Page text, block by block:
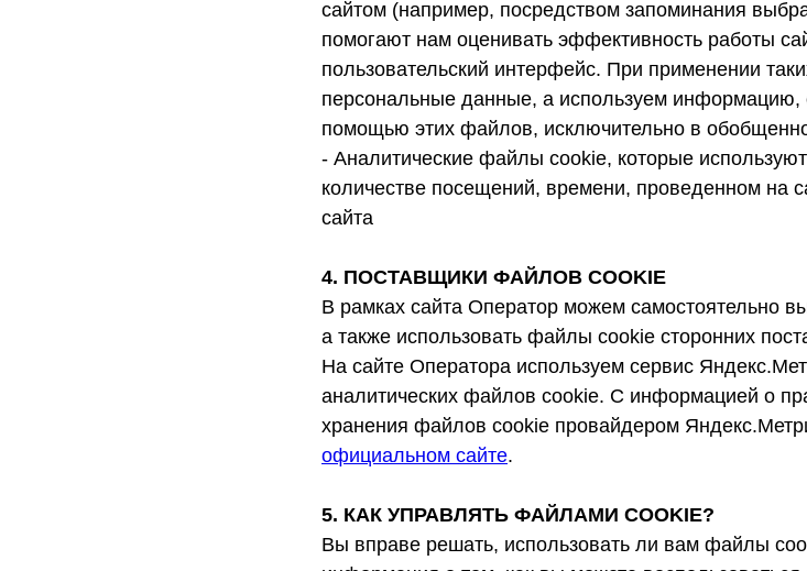
сайтом (например, посредством запоминания
помогают нам оценивать эффективность работы
пользовательский интерфейс. При применении
персональные данные, а используем информацию,
помощью этих файлов, исключительно в
- Аналитические файлы cookie, которые
количестве посещений, времени, проведенном на
сайта
4. ПОСТАВЩИКИ ФАЙЛОВ COOKIE
В рамках сайта Оператор можем самостоятельно
а также использовать файлы cookie сторонних
На сайте Оператора используем сервис
аналитических файлов cookie. С информацией о
хранения файлов cookie провайдером
официальном сайте.
5. КАК УПРАВЛЯТЬ ФАЙЛАМИ COOKIE?
Вы вправе решать, использовать ли вам файлы